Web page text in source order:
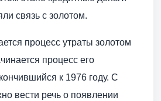
связь с золотом.
процесс утраты золотом
процесс его
к 1976 году. С
вести речь о появлении